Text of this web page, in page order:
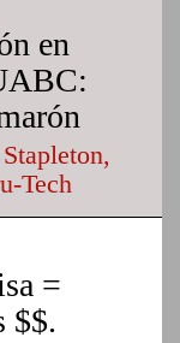
en
Tech
=
$$.